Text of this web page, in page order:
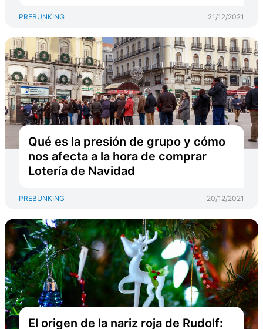
PREBUNKING 21/12/2021
Qué es la presión de grupo y cómo
nos afecta a la hora de comprar
Lotería de Navidad
PREBUNKING 20/12/2021
El origen de la nariz roja de Rudolf: